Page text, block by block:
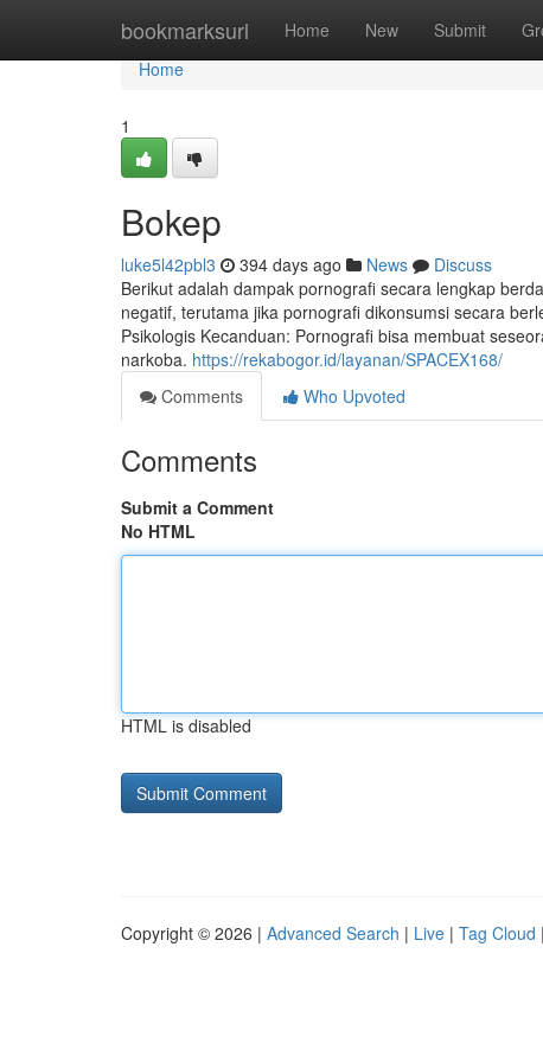
bookmarksurl Home New Submit
Home
Home
1
Bokep
luke5l42pbl3 394 days ago News
Discuss
Berikut adalah dampak pornografi secara lengkap
negatif, terutama jika pornografi dikonsumsi secara
Psikologis Kecanduan: Pornografi bisa membuat
narkoba. https://rekabogor.id/layanan/SPACEX168/
Comments
Who Upvoted
Comments
Submit a Comment
No HTML
HTML is disabled
Copyright © 2026 | Advanced Search | Live | Tag Cloud |